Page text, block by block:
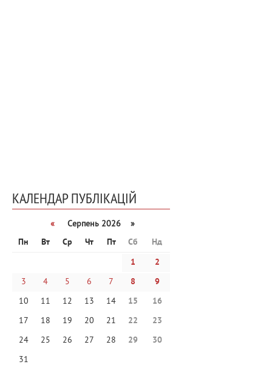
КАЛЕНДАР ПУБЛІКАЦІЙ
«
Серпень 2026 »
Пн
Вт Ср Чт Пт Сб
Нд
1
2
3
4 5 6 7 8
9
10
11 12 13 14 15
16
17
18 19 20 21 22
23
24
25 26 27 28 29
30
31